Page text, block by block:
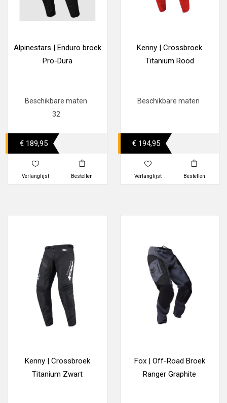
Alpinestars | Enduro broek
Pro-Dura
Beschikbare maten
32
€ 189,95
Verlanglijst Bestellen
Kenny | Crossbroek
Titanium Rood
Beschikbare maten
€ 194,95
Verlanglijst Bestellen
Kenny | Crossbroek
Titanium Zwart
Fox | Off-Road Broek
Ranger Graphite